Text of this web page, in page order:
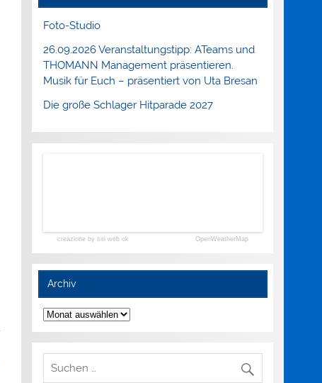
Foto-Studio
26.09.2026 Veranstaltungstipp: ATeams und
THOMANN Management präsentieren.
Musik für Euch – präsentiert von Uta Bresan
Die große Schlager Hitparade 2027
creazione by siti web ok OpenWeatherMap
Archiv
Archiv